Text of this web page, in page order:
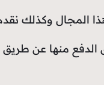
المجال وكذلك
منها عن طريق